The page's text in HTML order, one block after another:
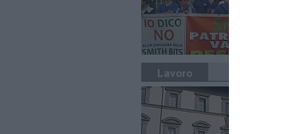
Lavoro